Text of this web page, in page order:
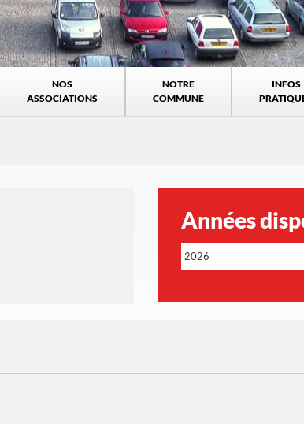
NOS
ASSOCIATIONS
NOTRE
COMMUNE
INFOS
Années